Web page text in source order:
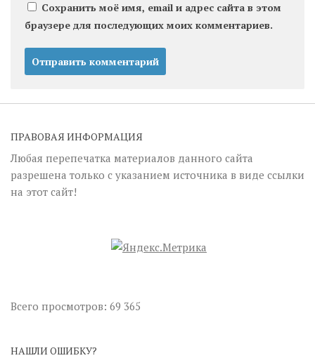
Сохранить моё имя, email и адрес сайта в этом
браузере для последующих моих комментариев.
ПРАВОВАЯ ИНФОРМАЦИЯ
Любая перепечатка материалов данного сайта
разрешена только с указанием источника в виде ссылки
на этот сайт!
Всего просмотров: 69 365
НАШЛИ ОШИБКУ?